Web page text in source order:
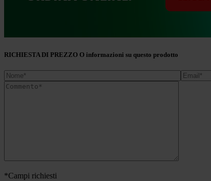
RICHIESTA DI PREZZO O informazioni su questo prodotto
*Campi richiesti